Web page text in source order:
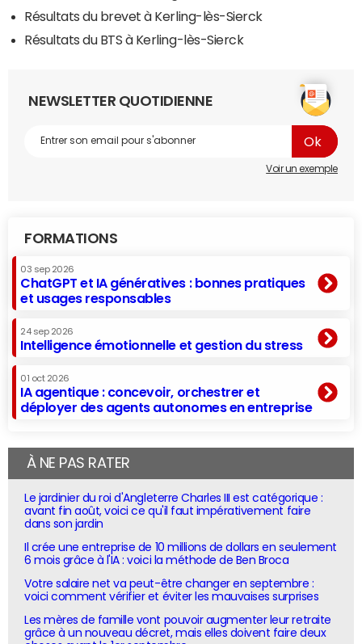
Résultats du brevet à Kerling-lès-Sierck
Résultats du BTS à Kerling-lès-Sierck
NEWSLETTER QUOTIDIENNE
Voir un exemple
FORMATIONS
03 sep 2026
ChatGPT et IA génératives : bonnes pratiques
et usages responsables
24 sep 2026
Intelligence émotionnelle et gestion du stress
01 oct 2026
IA agentique : concevoir, orchestrer et
déployer des agents autonomes en entreprise
À NE PAS RATER
Le jardinier du roi d'Angleterre Charles III est catégorique :
avant fin août, voici ce qu'il faut impérativement faire
dans son jardin
Il crée une entreprise de 10 millions de dollars en seulement
6 mois grâce à l'IA : voici la méthode de Ben Broca
Votre salaire net va peut-être changer en septembre :
voici comment vérifier et éviter les mauvaises surprises
Les mères de famille vont pouvoir augmenter leur retraite
grâce à un nouveau décret, mais elles doivent faire deux